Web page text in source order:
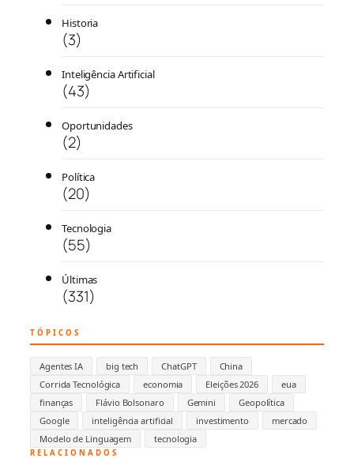
Historia
(3)
Inteligência Artificial
(43)
Oportunidades
(2)
Política
(20)
Tecnologia
(55)
Últimas
(331)
TÓPICOS
Agentes IA big tech ChatGPT
China
Corrida Tecnológica
economia Eleições 2026
eua
finanças
Flávio Bolsonaro Gemini
Geopolítica
Google
inteligência artificial investimento
mercado
Modelo de Linguagem
tecnologia
RELACIONADOS